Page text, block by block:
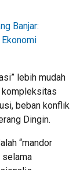
Banjar:
lebih mudah
kompleksitas
beban konflik
Dingin.
“mandor
selama